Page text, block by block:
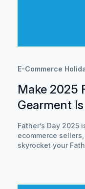
E-Commerce
Make 2025
Gearment
Father’s Day
ecommerce
skyrocket your